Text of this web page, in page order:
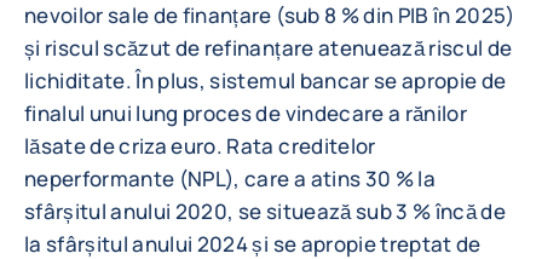
nevoilor sale de finanțare (sub 8 % din PIB în 2025)
și riscul scăzut de refinanțare atenuează riscul de
lichiditate. În plus, sistemul bancar se apropie de
finalul unui lung proces de vindecare a rănilor
lăsate de criza euro. Rata creditelor
neperformante (NPL), care a atins 30 % la
sfârșitul anului 2020, se situează sub 3 % încă de
la sfârșitul anului 2024 și se apropie treptat de